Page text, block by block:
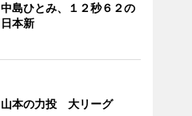
中島ひとみ、１２秒６２の
日本新
山本の力投 大リーグ